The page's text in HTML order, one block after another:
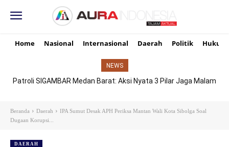
Home Nasional Internasional Daerah Politik Hukum
NEWS
Patroli SIGAMBAR Medan Barat: Aksi Nyata 3 Pilar Jaga Malam
Beranda Daerah
IPA Sumut Desak APH Periksa Mantan Wali Kota Sibolga Soal
Dugaan Korupsi...
DAERAH